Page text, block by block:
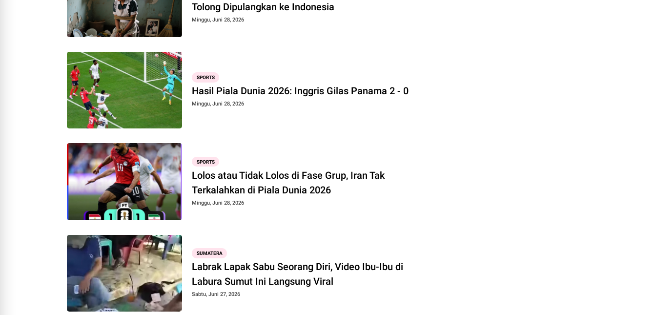
Tolong Dipulangkan ke Indonesia
Minggu, Juni 28, 2026
SPORTS
Hasil Piala Dunia 2026: Inggris Gilas Panama 2 - 0
Minggu, Juni 28, 2026
SPORTS
Lolos atau Tidak Lolos di Fase Grup, Iran Tak
Terkalahkan di Piala Dunia 2026
Minggu, Juni 28, 2026
SUMATERA
Labrak Lapak Sabu Seorang Diri, Video Ibu-Ibu di
Labura Sumut Ini Langsung Viral
Sabtu, Juni 27, 2026